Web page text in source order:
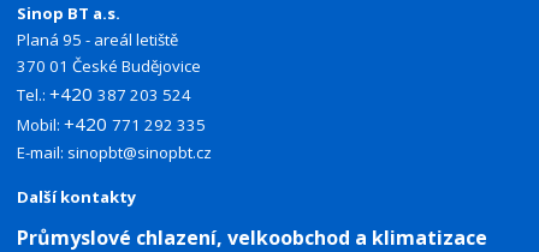
Sinop BT a.s.
Planá 95 - areál letiště
370 01 České Budějovice
Tel.:+420387 203 524
Mobil:+420771 292 335
E-mail: sinopbt@sinopbt.cz
Další kontakty
Průmyslové chlazení, velkoobchod a klimatizace